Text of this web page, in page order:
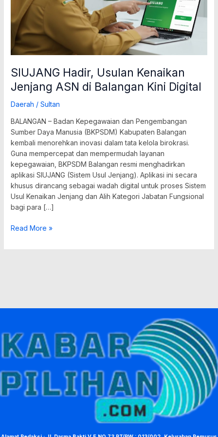
SIUJANG Hadir, Usulan Kenaikan
Jenjang ASN di Balangan Kini Digital
Daerah / Sultan
BALANGAN – Badan Kepegawaian dan Pengembangan
Sumber Daya Manusia (BKPSDM) Kabupaten Balangan
kembali menorehkan inovasi dalam tata kelola birokrasi.
Guna mempercepat dan mempermudah layanan
kepegawaian, BKPSDM Balangan resmi menghadirkan
aplikasi SIUJANG (Sistem Usul Jenjang). Aplikasi ini secara
khusus dirancang sebagai wadah digital untuk proses Sistem
Usul Kenaikan Jenjang dan Alih Kategori Jabatan Fungsional
bagi para […]
Digital
Read More »